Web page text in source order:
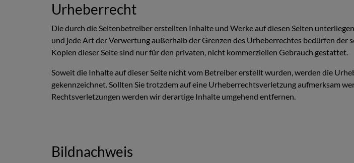
Urheberrecht
Die durch die Seitenbetreiber erstellten Inhalte und Werke auf diesen Seiten
und jede Art der Verwertung außerhalb der Grenzen des Urheberrechtes bedürfen
Kopien dieser Seite sind nur für den privaten, nicht kommerziellen Gebrauch gestattet.
Soweit die Inhalte auf dieser Seite nicht vom Betreiber erstellt wurden, werden die
gekennzeichnet. Sollten Sie trotzdem auf eine Urheberrechtsverletzung aufmerksam
Rechtsverletzungen werden wir derartige Inhalte umgehend entfernen.
Bildnachweis